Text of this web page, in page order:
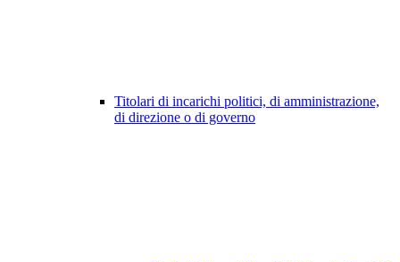
Titolari di incarichi politici, di amministrazione,
di direzione o di governo